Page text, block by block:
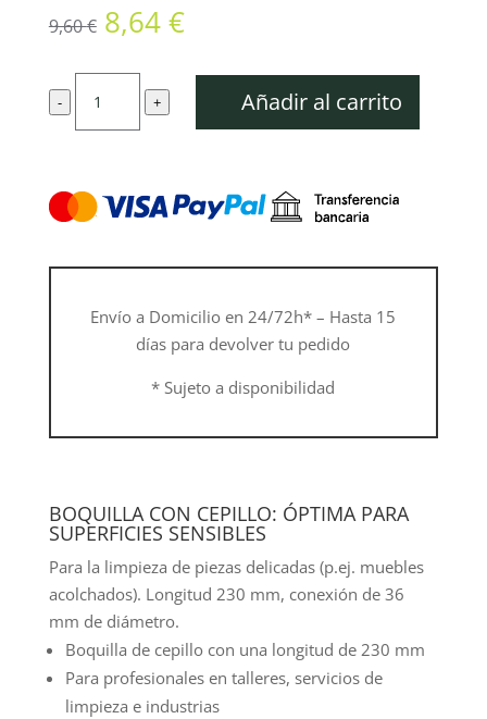
9,60€ El
precio
original
era:
9,60 €.
8,64€El
actual
8,64 €.
-
con
+ Añadir al carrito
Envío a Domicilio en 24/72h* – Hasta 15
días para devolver tu pedido
* Sujeto a disponibilidad
BOQUILLA CON CEPILLO: ÓPTIMA PARA
SUPERFICIES SENSIBLES
Para la limpieza de piezas delicadas (p.ej. muebles
acolchados). Longitud 230 mm, conexión de 36
mm de diámetro.
Boquilla de cepillo con una longitud de 230 mm
Para profesionales en talleres, servicios de
limpieza e industrias